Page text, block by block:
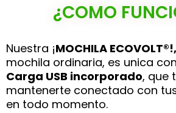
¿COMO
Nuestra ¡MOCHILA ECOVOLT®!,
mochila ordinaria, es unica
Carga USB incorporado, que
mantenerte conectado con
en todo momento.